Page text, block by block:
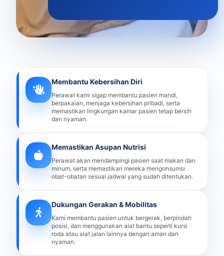
Membantu Kebersihan Diri
Perawat kami sigap membantu pasien mandi,
berpakaian, menjaga kebersihan pribadi, serta
memastikan lingkungan kamar pasien tetap bersih
dan nyaman.
Memastikan Asupan Nutrisi
Perawat akan mendampingi pasien saat makan dan
minum, serta memastikan mereka mengonsumsi
obat-obatan sesuai jadwal yang sudah ditentukan.
Dukungan Gerakan & Mobilitas
Kami membantu pasien untuk bergerak, berpindah
posisi, dan menggunakan alat bantu seperti kursi
roda atau alat jalan lainnya dengan aman dan
nyaman.